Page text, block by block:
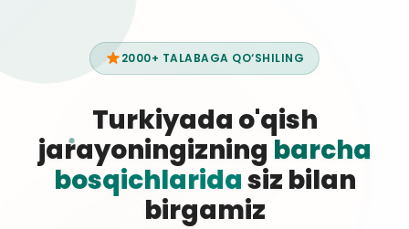
2000+ TALABAGA QO‘SHILING
Turkiyada o'qish
jarayoningizning barcha
bosqichlaridasiz bilan
birgamiz